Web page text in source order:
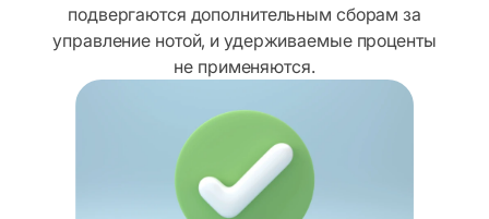
подвергаются дополнительным сборам за
управление нотой, и удерживаемые проценты
не применяются.